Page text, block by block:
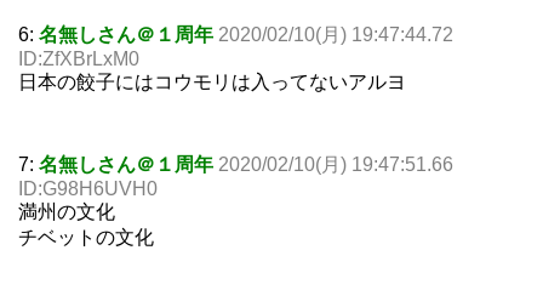
6: 名無しさん＠１周年 2020/02/10(月) 19:47:44.72
ID:ZfXBrLxM0
日本の餃子にはコウモリは入ってないアルヨ
7: 名無しさん＠１周年 2020/02/10(月) 19:47:51.66
ID:G98H6UVH0
満州の文化
チベットの文化